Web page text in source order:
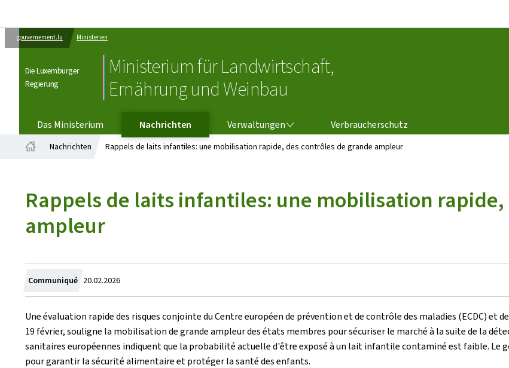
gouvernement.lu Ministerien
Die Luxemburger
Regierung
Ministerium für Landwirtschaft,
Ernährung und Weinbau
Das Ministerium Nachrichten Verwaltungen
Verbraucherschutz
Nachrichten Rappels de laits infantiles: une mobilisation rapide, des contrôles de grande ampleur
Rappels de laits infantiles: une mobilisation
ampleur
Communiqué Zum
20.02.2026
Une évaluation rapide des risques conjointe du Centre européen de prévention et de contrôle des maladies (ECDC) et
19 février, souligne la mobilisation de grande ampleur des états membres pour sécuriser le marché à la suite de la
sanitaires européennes indiquent que la probabilité actuelle d'être exposé à un lait infantile contaminé est faible.
pour garantir la sécurité alimentaire et protéger la santé des enfants.